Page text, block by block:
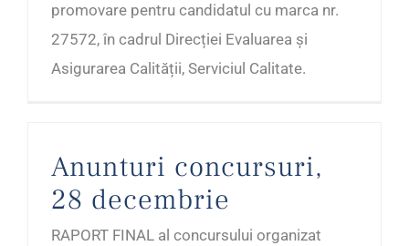
promovare pentru candidatul cu marca nr.
27572, în cadrul Direcției Evaluarea și
Asigurarea Calității, Serviciul Calitate.
Anunturi concursuri,
28 decembrie
RAPORT FINAL al concursului organizat